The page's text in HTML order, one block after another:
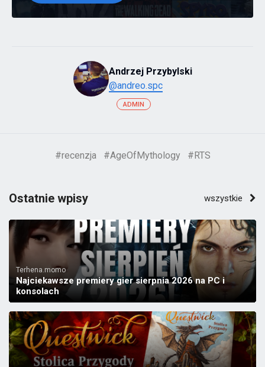
Andrzej Przybylski
@andreo.spc
ADMIN
#recenzja #AgeOfMythology #RTS
Ostatnie wpisy wszystkie
Terhena.momo
Najciekawsze premiery gier sierpnia 2026 na PC i
konsolach